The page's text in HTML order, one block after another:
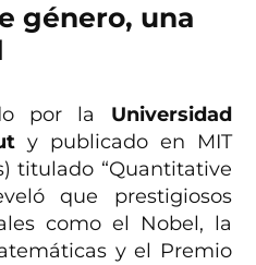
género, una
por la Universidad
y publicado en MIT
titulado “Quantitative
que prestigiosos
como el Nobel, la
y el Premio